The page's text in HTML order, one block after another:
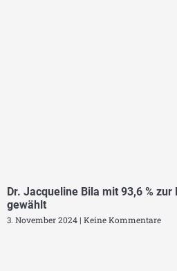
Dr. Jacqueline Bila mit 93,6 %
gewählt
3. November 2024 Keine Kommentare